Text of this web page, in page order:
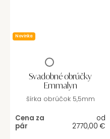
Novinka
Svadobné obrúčky
Emmalyn
šírka obrúčok 5,5mm
Cena za
pár
od
2770,00 €